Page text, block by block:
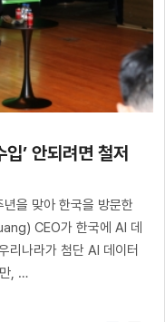
’ 안되려면 철저
을 맞아 한국을 방문한
CEO가 한국에 AI 데
리나라가 첨단 AI 데이터
, …